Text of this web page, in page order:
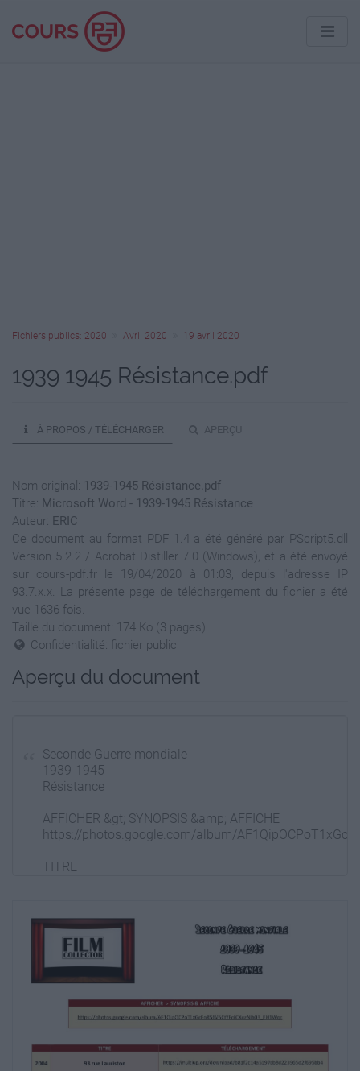
Fichiers publics: 2020 Avril 2020 19 avril 2020
1939 1945 Résistance.pdf
À PROPOS / TÉLÉCHARGER APERÇU
Nom original: 1939-1945 Résistance.pdf
Titre: Microsoft Word - 1939-1945 Résistance
Auteur: ERIC
Ce document au format PDF 1.4 a été généré par PScript5.dll
Version 5.2.2 / Acrobat Distiller 7.0 (Windows), et a été envoyé
sur cours-pdf.fr le 19/04/2020 à 01:03, depuis l'adresse IP
93.7.x.x. La présente page de téléchargement du fichier a été
vue 1636 fois.
Taille du document: 174 Ko (3 pages).
Confidentialité: fichier public
Aperçu du document
Seconde Guerre mondiale
1939-1945
Résistance
AFFICHER &gt; SYNOPSIS &amp; AFFICHE
https://photos.google.com/album/
TITRE
2004
93 rue Lauriston
https://multiup.org/download/
2001
1943, l'ultime révolte